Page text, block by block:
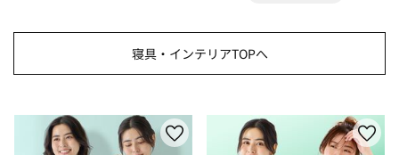
寝具・インテリアTOPへ